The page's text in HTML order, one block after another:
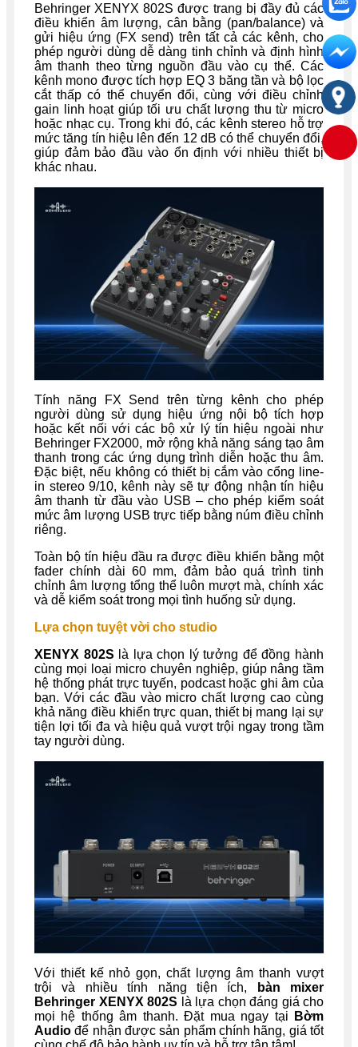
Behringer XENYX 802S được trang bị đầy đủ các
điều khiển âm lượng, cân bằng (pan/balance) và
gửi hiệu ứng (FX send) trên tất cả các kênh, cho
phép người dùng dễ dàng tinh chỉnh và định hình
âm thanh theo từng nguồn đầu vào cụ thể. Các
kênh mono được tích hợp EQ 3 băng tần và bộ lọc
cắt thấp có thể chuyển đổi, cùng với điều chỉnh
gain linh hoạt giúp tối ưu chất lượng thu từ micro
hoặc nhạc cụ. Trong khi đó, các kênh stereo hỗ trợ
mức tăng tín hiệu lên đến 12 dB có thể chuyển đổi,
giúp đảm bảo đầu vào ổn định với nhiều thiết bị
khác nhau.
Tính năng FX Send trên từng kênh cho phép
người dùng sử dụng hiệu ứng nội bộ tích hợp
hoặc kết nối với các bộ xử lý tín hiệu ngoài như
Behringer FX2000, mở rộng khả năng sáng tạo âm
thanh trong các ứng dụng trình diễn hoặc thu âm.
Đặc biệt, nếu không có thiết bị cắm vào cổng line-
in stereo 9/10, kênh này sẽ tự động nhận tín hiệu
âm thanh từ đầu vào USB – cho phép kiểm soát
mức âm lượng USB trực tiếp bằng núm điều chỉnh
riêng.
Toàn bộ tín hiệu đầu ra được điều khiển bằng một
fader chính dài 60 mm, đảm bảo quá trình tinh
chỉnh âm lượng tổng thể luôn mượt mà, chính xác
và dễ kiểm soát trong mọi tình huống sử dụng.
Lựa chọn tuyệt vời cho studio
XENYX 802S là lựa chọn lý tưởng để đồng hành
cùng mọi loại micro chuyên nghiệp, giúp nâng tầm
hệ thống phát trực tuyến, podcast hoặc ghi âm của
bạn. Với các đầu vào micro chất lượng cao cùng
khả năng điều khiển trực quan, thiết bị mang lại sự
tiện lợi tối đa và hiệu quả vượt trội ngay trong tầm
tay người dùng.
Với thiết kế nhỏ gọn, chất lượng âm thanh vượt
trội và nhiều tính năng tiện ích,
bàn mixer
Behringer XENYX 802S là lựa chọn đáng giá cho
mọi hệ thống âm thanh. Đặt mua ngay tại
Bờm
Audio để nhận được sản phẩm chính hãng, giá tốt